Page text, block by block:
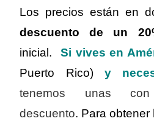
Los precios están en
descuento de un
inicial. Si vives en
Puerto Rico) y
tenemos unas
descuento. Para